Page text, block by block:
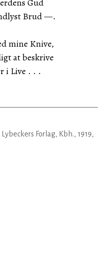
Gud
Brud —.
mine Knive,
at beskrive
i Live . . .
Lybeckers Forlag, Kbh., 1919,